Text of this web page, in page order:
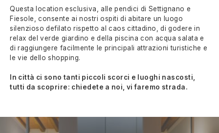
Questa location esclusiva, alle pendici di Settignano e
Fiesole, consente ai nostri ospiti di abitare un luogo
silenzioso defilato rispetto al caos cittadino, di godere in
relax del verde giardino e della piscina con acqua salata e
di raggiungere facilmente le principali attrazioni turistiche e
le vie dello shopping.
In città ci sono tanti piccoli scorci e luoghi nascosti,
tutti da scoprire: chiedete a noi, vi faremo strada.